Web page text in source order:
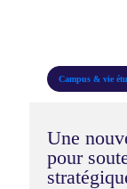
Campus & vie
Une
pour